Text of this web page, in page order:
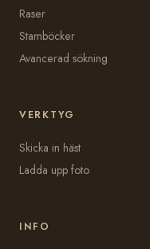
Raser
Stamböcker
Avancerad sökning
VERKTYG
Skicka in häst
Ladda upp foto
INFO